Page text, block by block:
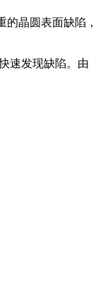
晶圆表面缺陷，
速发现缺陷。由